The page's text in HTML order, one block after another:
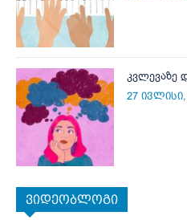
კვლევაზე
27 ივლისი,
ვიდეობლოგი